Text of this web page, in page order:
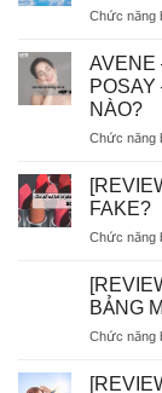
Chức năng
AVENE
NÀO?
Chức năng
FAKE?
Chức năng
BẢNG
Chức năng